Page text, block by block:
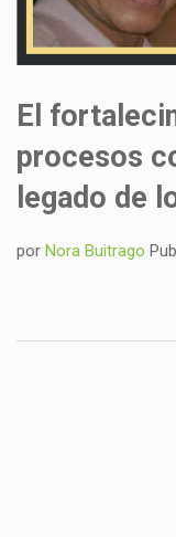
El
procesos
legado de
por Nora Buitrago